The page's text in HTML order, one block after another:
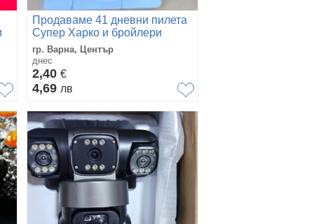
Продаваме 41 дневни пилета
Супер Харко и бройлери
гр. Варна, Център
днес
2,40 €
4,69 лв